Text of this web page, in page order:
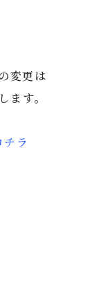
変更は
ます。
ラ